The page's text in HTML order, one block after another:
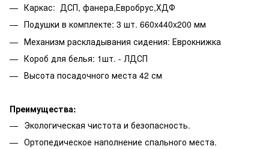
Каркас: ДСП, фанера,Евробрус,ХДФ
Подушки в комплекте: 3 шт. 660x440x200 мм
Механизм раскладывания сидения: Еврокнижка
Короб для белья: 1шт. - ЛДСП
Высота посадочного места 42 см
Преимущества:
Экологическая чистота и безопасность.
Ортопедическое наполнение спального места.